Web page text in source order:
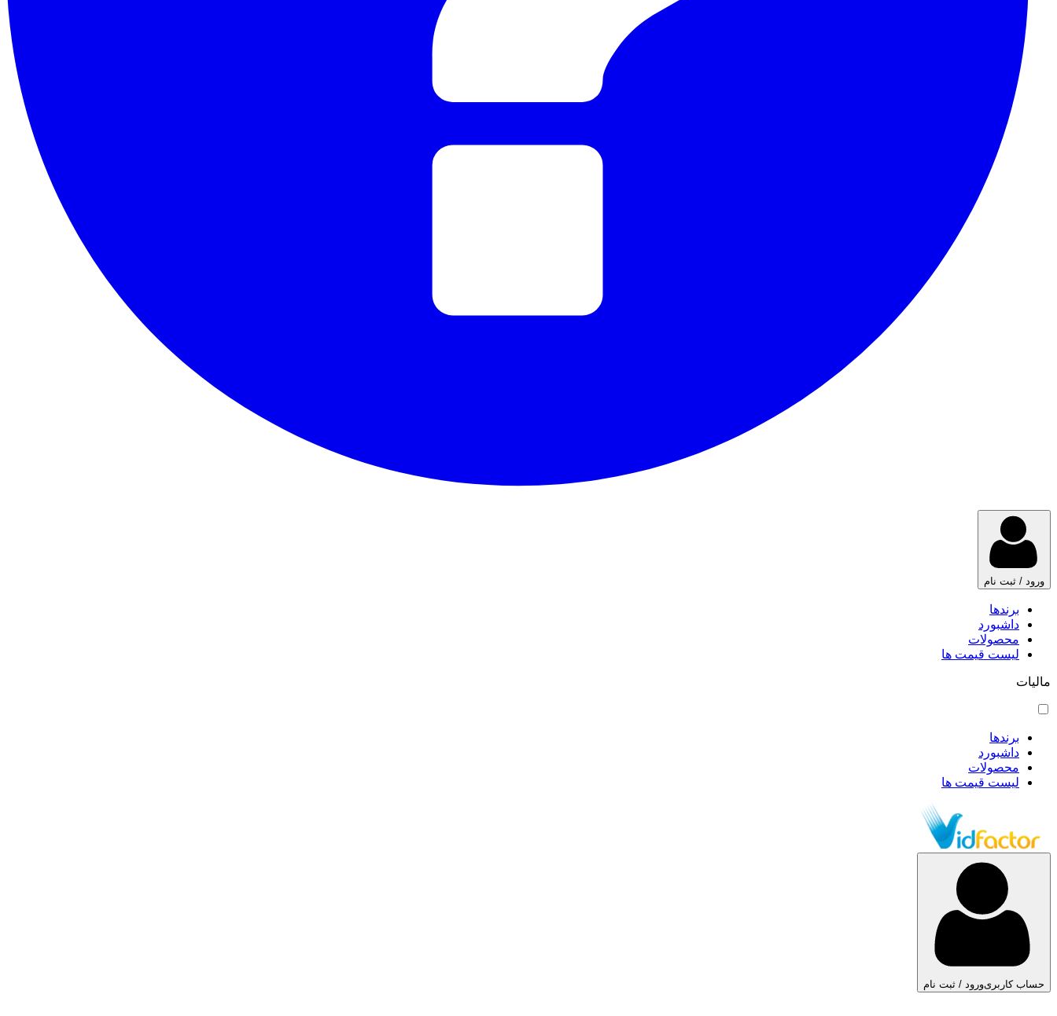
ورود / ثبت نام
برندها
داشبورد
محصولات
لیست قیمت ها
مالیات
برندها
داشبورد
محصولات
لیست قیمت ها
حساب کاربریورود / ثبت نام